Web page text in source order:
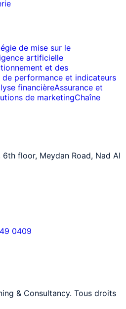
de mise sur le
artificielle
et des
de performance et indicateurs
financièreAssurance et
de marketingChaîne
6th floor, Meydan Road, Nad Al
0409
& Consultancy. Tous droits